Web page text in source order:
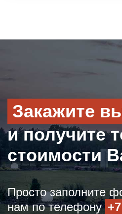
Закажите
и получите
стоимости
Просто заполните
нам по телефону